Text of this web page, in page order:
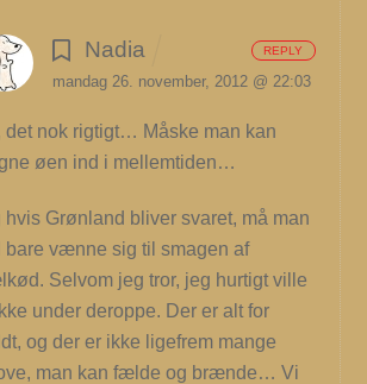
Nadia
mandag 26. november, 2012 @ 22:03
det nok rigtigt… Måske man kan
øen ind i mellemtiden…
hvis Grønland bliver svaret, må man
bare vænne sig til smagen af
Selvom jeg tror, jeg hurtigt ville
under deroppe. Der er alt for
og der er ikke ligefrem mange
man kan fælde og brænde… Vi
REPLY